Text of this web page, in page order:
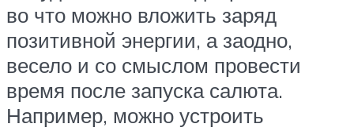
во что можно вложить заряд
позитивной энергии, а заодно,
весело и со смыслом провести
время после запуска салюта.
Например, можно устроить